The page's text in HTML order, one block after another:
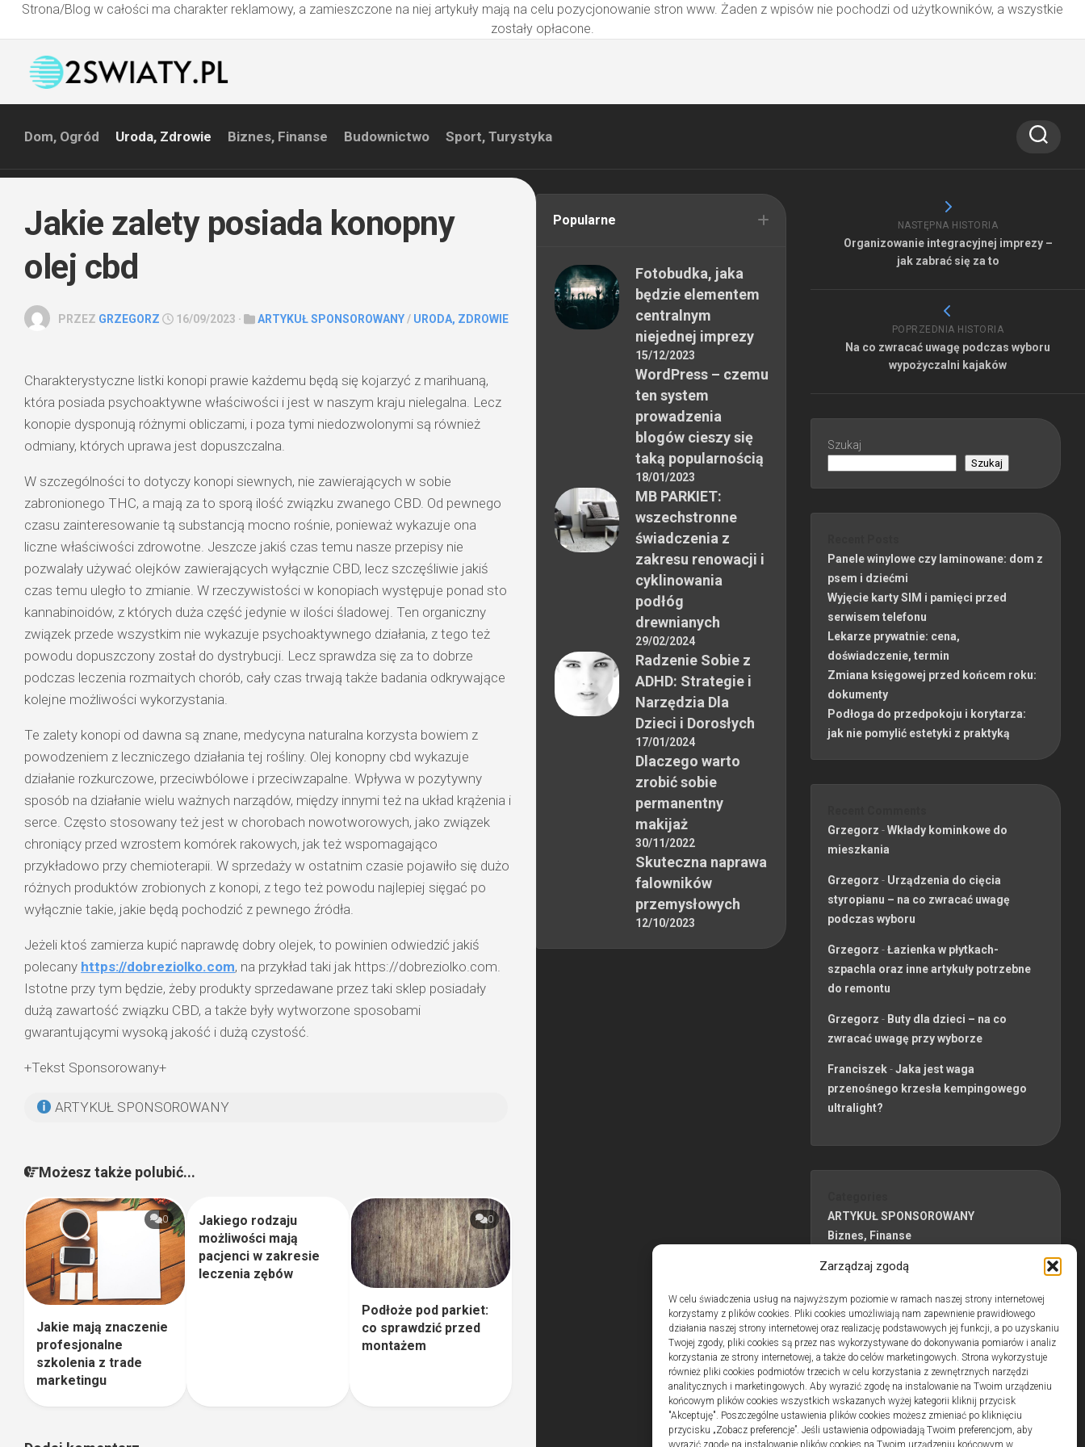
Zarządzaj zgodą
W celu świadczenia usług na najwyższym poziomie w ramach naszej strony internetowej
korzystamy z plików cookies. Pliki cookies umożliwiają nam zapewnienie prawidłowego
działania naszej strony internetowej oraz realizację podstawowych jej funkcji, a po uzyskaniu
Twojej zgody, pliki cookies są przez nas wykorzystywane do dokonywania pomiarów i analiz
korzystania ze strony internetowej, a także do celów marketingowych. Strona wykorzystuje
również pliki cookies podmiotów trzecich w celu korzystania z zewnętrznych narzędzi
analitycznych i marketingowych. Aby wyrazić zgodę na instalowanie na Twoim urządzeniu
końcowym plików cookies wszystkich wskazanych wyżej kategorii kliknij przycisk
"Akceptuję". Poszczególne ustawienia plików cookies możesz zmieniać po kliknięciu
przycisku „Zobacz preferencje”. Jeśli ustawienia odpowiadają Twoim preferencjom, aby
wyrazić zgodę na instalowanie plików cookies na Twoim urządzeniu końcowym w
Strona/Blog w całości ma charakter reklamowy, a zamieszczone na niej artykuły mają na celu pozycjonowanie stron www. Żaden z wpisów nie pochodzi od użytkowników, a wszystkie
zostały opłacone.
Dom, Ogród Uroda, Zdrowie Biznes, Finanse Budownictwo Sport, Turystyka
Jakie zalety posiada konopny
olej cbd
PRZEZ GRZEGORZ 16/09/2023 · ARTYKUŁ SPONSOROWANY/ URODA, ZDROWIE
Charakterystyczne listki konopi prawie każdemu będą się kojarzyć z marihuaną,
która posiada psychoaktywne właściwości i jest w naszym kraju nielegalna. Lecz
konopie dysponują różnymi obliczami, i poza tymi niedozwolonymi są również
odmiany, których uprawa jest dopuszczalna.
W szczególności to dotyczy konopi siewnych, nie zawierających w sobie
zabronionego THC, a mają za to sporą ilość związku zwanego CBD. Od pewnego
czasu zainteresowanie tą substancją mocno rośnie, ponieważ wykazuje ona
liczne właściwości zdrowotne. Jeszcze jakiś czas temu nasze przepisy nie
pozwalały używać olejków zawierających wyłącznie CBD, lecz szczęśliwie jakiś
czas temu uległo to zmianie. W rzeczywistości w konopiach występuje ponad sto
kannabinoidów, z których duża część jedynie w ilości śladowej. Ten organiczny
związek przede wszystkim nie wykazuje psychoaktywnego działania, z tego też
powodu dopuszczony został do dystrybucji. Lecz sprawdza się za to dobrze
podczas leczenia rozmaitych chorób, cały czas trwają także badania odkrywające
kolejne możliwości wykorzystania.
Te zalety konopi od dawna są znane, medycyna naturalna korzysta bowiem z
powodzeniem z leczniczego działania tej rośliny. Olej konopny cbd wykazuje
działanie rozkurczowe, przeciwbólowe i przeciwzapalne. Wpływa w pozytywny
sposób na działanie wielu ważnych narządów, między innymi też na układ krążenia i
serce. Często stosowany też jest w chorobach nowotworowych, jako związek
chroniący przed wzrostem komórek rakowych, jak też wspomagająco
przykładowo przy chemioterapii. W sprzedaży w ostatnim czasie pojawiło się dużo
różnych produktów zrobionych z konopi, z tego też powodu najlepiej sięgać po
wyłącznie takie, jakie będą pochodzić z pewnego źródła.
Jeżeli ktoś zamierza kupić naprawdę dobry olejek, to powinien odwiedzić jakiś
polecany https://dobreziolko.com, na przykład taki jak https://dobreziolko.com.
Istotne przy tym będzie, żeby produkty sprzedawane przez taki sklep posiadały
dużą zawartość związku CBD, a także były wytworzone sposobami
gwarantującymi wysoką jakość i dużą czystość.
+Tekst Sponsorowany+
ARTYKUŁ SPONSOROWANY
Możesz także polubić...
0
Jakie mają znaczenie
profesjonalne
szkolenia z trade
marketingu
Jakiego rodzaju
możliwości mają
pacjenci w zakresie
leczenia zębów
0
Podłoże pod parkiet:
co sprawdzić przed
montażem
NASTĘPNA HISTORIA
Organizowanie integracyjnej imprezy –
jak zabrać się za to
POPRZEDNIA HISTORIA
Na co zwracać uwagę podczas wyboru
wypożyczalni kajaków
Szukaj
Szukaj
Panele winylowe czy laminowane: dom z
psem i dziećmi
Wyjęcie karty SIM i pamięci przed
serwisem telefonu
Lekarze prywatnie: cena,
doświadczenie, termin
Zmiana księgowej przed końcem roku:
dokumenty
Podłoga do przedpokoju i korytarza:
jak nie pomylić estetyki z praktyką
Grzegorz -Wkłady kominkowe do
mieszkania
Grzegorz - Urządzenia do cięcia
styropianu – na co zwracać uwagę
podczas wyboru
Grzegorz -Łazienka w płytkach-
szpachla oraz inne artykuły potrzebne
do remontu
Grzegorz - Buty dla dzieci – na co
zwracać uwagę przy wyborze
Franciszek-Jaka jest waga
przenośnego krzesła kempingowego
ultralight?
ARTYKUŁ SPONSOROWANY
Biznes, Finanse
Dom, Ogród
Edukacja
Edukacja, Rozrywka
Inne
Pozostałe
Sport, Turystyka
Uroda, Zdrowie
Usługi
Popularne
Fotobudka, jaka
będzie elementem
centralnym
niejednej imprezy
15/12/2023
WordPress – czemu
ten system
prowadzenia
blogów cieszy się
taką popularnością
18/01/2023
MB PARKIET:
wszechstronne
świadczenia z
zakresu renowacji i
cyklinowania
podłóg
drewnianych
29/02/2024
Radzenie Sobie z
ADHD: Strategie i
Narzędzia Dla
Dzieci i Dorosłych
17/01/2024
Dlaczego warto
zrobić sobie
permanentny
makijaż
30/11/2022
Skuteczna naprawa
falowników
przemysłowych
12/10/2023